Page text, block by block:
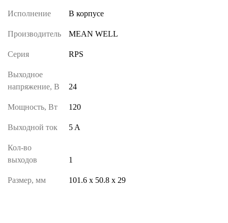
Исполнение В корпусе
Производитель MEAN WELL
Серия RPS
Выходное
напряжение, В
24
Мощность, Вт 120
Выходной ток 5 A
Кол-во
выходов
1
Размер, мм 101.6 х 50.8 х 29